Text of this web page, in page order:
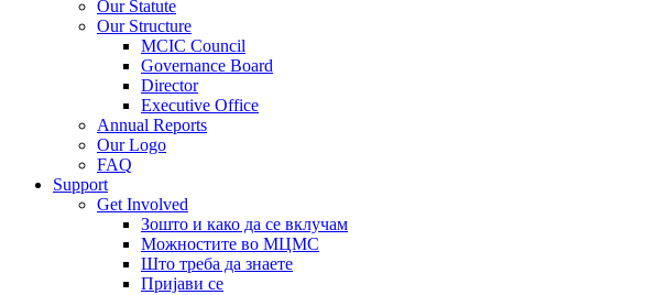
Our Statute
Our Structure
MCIC Council
Governance Board
Director
Executive Office
Annual Reports
Our Logo
FAQ
Support
Get Involved
Зошто и како да се вклучам
Можностите во МЦМС
Што треба да знаете
Пријави се